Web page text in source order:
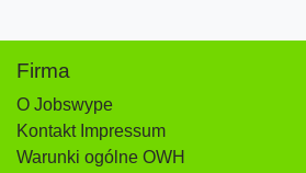
Firma
O Jobswype
Kontakt Impressum
Warunki ogólne OWH